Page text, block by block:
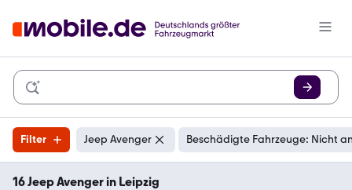
Filter Jeep Avenger Beschädigte Fahrzeuge: Nicht
16 Jeep Avenger in Leipzig